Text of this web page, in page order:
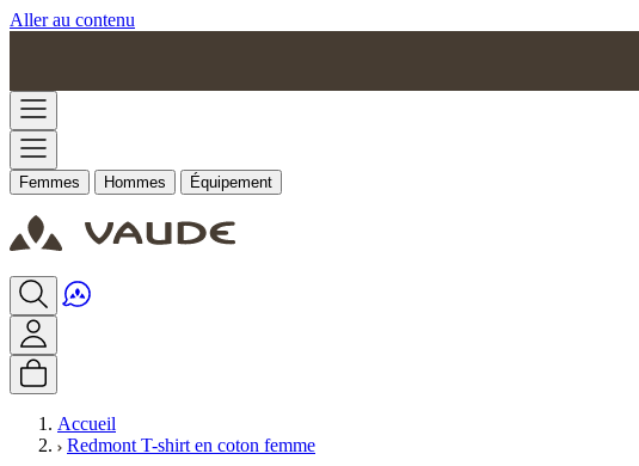
Aller au contenu
Femmes Hommes Équipement
Accueil
Redmont T-shirt en coton femme